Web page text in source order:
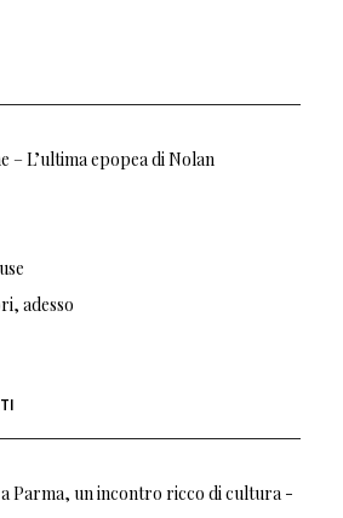
– L’ultima epopea di Nolan
adesso
Parma, un incontro ricco di cultura -